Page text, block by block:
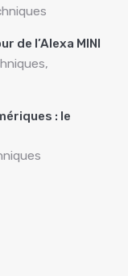
de l’Alexa MINI
: le